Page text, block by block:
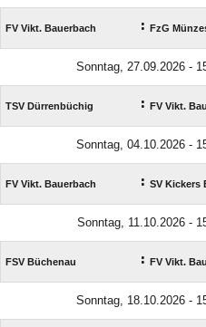
FV Vikt. Bauerbach : FzG
Sonntag, 27.09.2026 -
TSV Dürrenbüchig : FV Vikt.
Sonntag, 04.10.2026 -
FV Vikt. Bauerbach : SV Kickers
Sonntag, 11.10.2026 -
FSV Büchenau : FV Vikt.
Sonntag, 18.10.2026 -